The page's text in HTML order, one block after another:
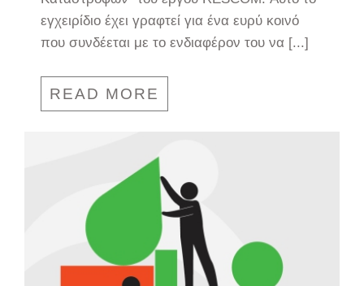
εγχειρίδιο έχει γραφτεί για ένα ευρύ κοινό
που συνδέεται με το ενδιαφέρον του να [...]
READ MORE